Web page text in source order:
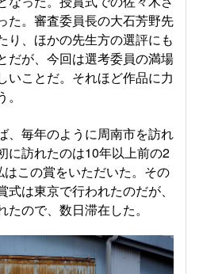
た。審査委員長の大石芳野先
り、ほかの先生方の選評にも
だが、今回は選考委員の満場
いことだ。それほど作品に力
、毎年のように周南市を訪れ
に訪れたのは10年以上前の2
この賞をいただいた。その
は東京で行われたのだが、
ので、数日滞在した。